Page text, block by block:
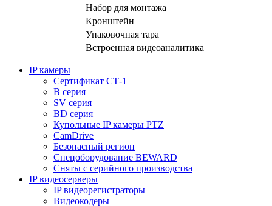
Набор для монтажа
Кронштейн
Упаковочная тара
Встроенная видеоаналитика
IP камеры
Сертификат СТ-1
B серия
SV серия
BD серия
Купольные IP камеры PTZ
CamDrive
Безопасный регион
Спецоборудование BEWARD
Сняты с серийного производства
IP видеосерверы
IP видеорегистраторы
Видеокодеры